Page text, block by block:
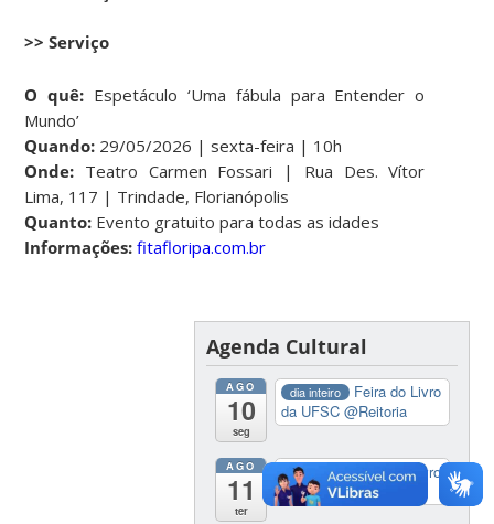
>> Serviço
O quê: Espetáculo ‘Uma fábula para Entender o
Mundo’
Quando: 29/05/2026 | sexta-feira | 10h
Onde: Teatro Carmen Fossari | Rua Des. Vítor
Lima, 117 | Trindade, Florianópolis
Quanto: Evento gratuito para todas as idades
Informações:fitafloripa.com.br
Agenda Cultural
AGO
10
seg
dia inteiro
Feira do Livro
da UFSC@Reitoria
AGO
11
ter
dia inteiro
Feira do Livro
da UFSC@Reitoria